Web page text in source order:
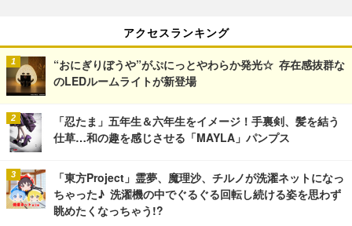
アクセスランキング
“おにぎりぼうや”がぷにっとやわらか発光☆ 存在感抜群な
のLEDルームライトが新登場
「忍たま」五年生＆六年生をイメージ！手裏剣、髪を結う
仕草…和の趣を感じさせる「MAYLA」パンプス
「東方Project」霊夢、魔理沙、チルノが洗濯ネットになっ
ちゃった♪ 洗濯機の中でぐるぐる回転し続ける姿を思わず
眺めたくなっちゃう!?